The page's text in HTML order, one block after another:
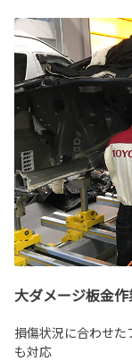
大ダメージ板金
損傷状況に合わせ
も対応